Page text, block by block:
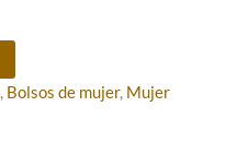
, Bolsos de mujer, Mujer